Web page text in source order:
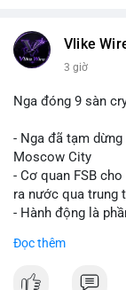
Vlike
3 giờ
Nga đóng 9 sàn
- Nga đã tạm
Moscow City
- Cơ quan FSB
ra nước qua trung
- Hành động là
Đọc thêm